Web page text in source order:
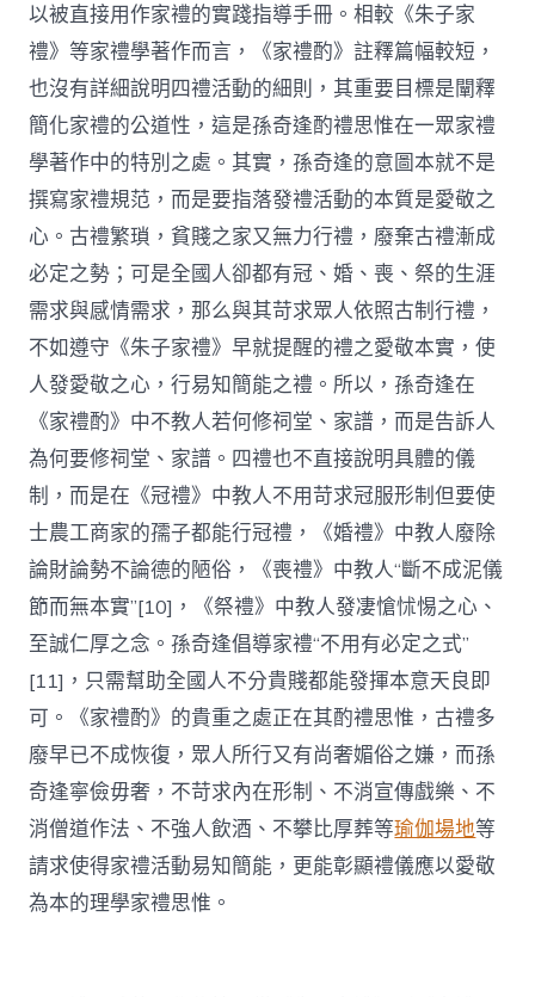
以被直接用作家禮的實踐指導手冊。相較《朱子家
禮》等家禮學著作而言，《家禮酌》註釋篇幅較短，
也沒有詳細說明四禮活動的細則，其重要目標是闡釋
簡化家禮的公道性，這是孫奇逢酌禮思惟在一眾家禮
學著作中的特別之處。其實，孫奇逢的意圖本就不是
撰寫家禮規范，而是要指落發禮活動的本質是愛敬之
心。古禮繁瑣，貧賤之家又無力行禮，廢棄古禮漸成
必定之勢；可是全國人卻都有冠、婚、喪、祭的生涯
需求與感情需求，那么與其苛求眾人依照古制行禮，
不如遵守《朱子家禮》早就提醒的禮之愛敬本實，使
人發愛敬之心，行易知簡能之禮。所以，孫奇逢在
《家禮酌》中不教人若何修祠堂、家譜，而是告訴人
為何要修祠堂、家譜。四禮也不直接說明具體的儀
制，而是在《冠禮》中教人不用苛求冠服形制但要使
士農工商家的孺子都能行冠禮，《婚禮》中教人廢除
論財論勢不論德的陋俗，《喪禮》中教人“斷不成泥儀
節而無本實”[10]，《祭禮》中教人發凄愴怵惕之心、
至誠仁厚之念。孫奇逢倡導家禮“不用有必定之式”
[11]，只需幫助全國人不分貴賤都能發揮本意天良即
可。《家禮酌》的貴重之處正在其酌禮思惟，古禮多
廢早已不成恢復，眾人所行又有尚奢媚俗之嫌，而孫
奇逢寧儉毋奢，不苛求內在形制、不消宣傳戲樂、不
消僧道作法、不強人飲酒、不攀比厚葬等瑜伽場地等
請求使得家禮活動易知簡能，更能彰顯禮儀應以愛敬
為本的理學家禮思惟。